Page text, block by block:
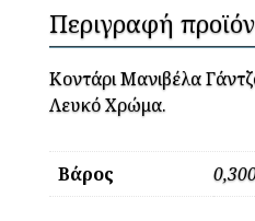
Περιγραφή
Κοντάρι Μανιβέλα
Λευκό Χρώμα.
Βάρος